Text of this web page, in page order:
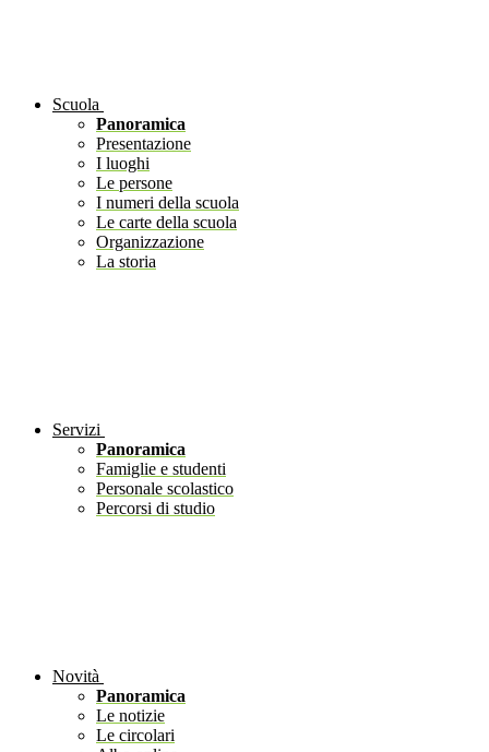
Scuola
Panoramica
Presentazione
I luoghi
Le persone
I numeri della scuola
Le carte della scuola
Organizzazione
La storia
Servizi
Panoramica
Famiglie e studenti
Personale scolastico
Percorsi di studio
Novità
Panoramica
Le notizie
Le circolari